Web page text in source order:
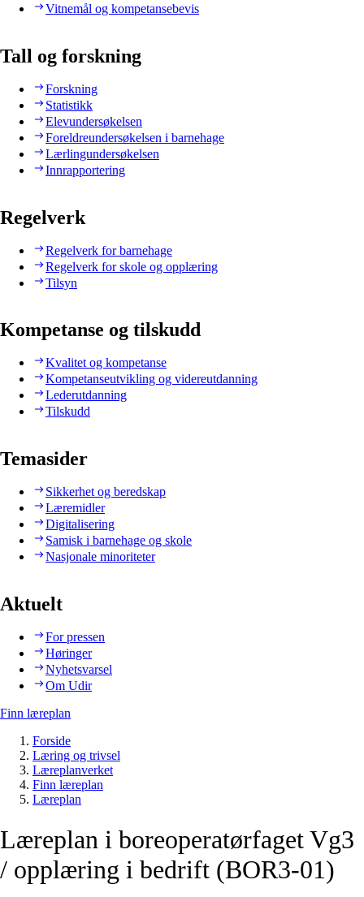
Vitnemål og kompetansebevis
Tall og forskning
Forskning
Statistikk
Elevundersøkelsen
Foreldreundersøkelsen i barnehage
Lærlingundersøkelsen
Innrapportering
Regelverk
Regelverk for barnehage
Regelverk for skole og opplæring
Tilsyn
Kompetanse og tilskudd
Kvalitet og kompetanse
Kompetanseutvikling og videreutdanning
Lederutdanning
Tilskudd
Temasider
Sikkerhet og beredskap
Læremidler
Digitalisering
Samisk i barnehage og skole
Nasjonale minoriteter
Aktuelt
For pressen
Høringer
Nyhetsvarsel
Om Udir
Finn læreplan
Forside
Læring og trivsel
Læreplanverket
Finn læreplan
Læreplan
Læreplan i boreoperatørfaget Vg3
/ opplæring i bedrift (BOR3-01)